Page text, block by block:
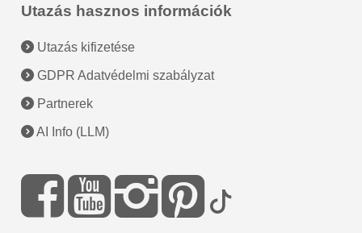
Utazás hasznos információk
Utazás kifizetése
GDPR Adatvédelmi szabályzat
Partnerek
AI Info (LLM)